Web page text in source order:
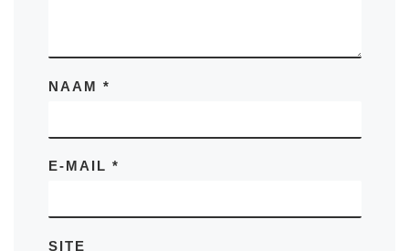
NAAM *
E-MAIL *
SITE